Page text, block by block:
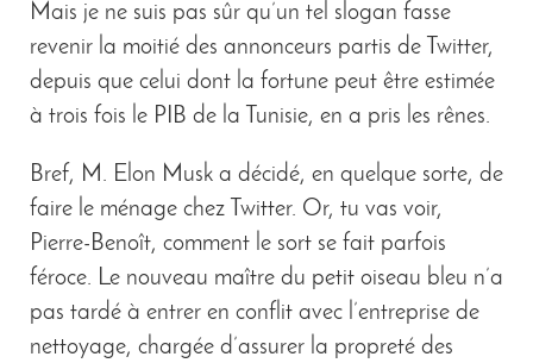
Mais je ne suis pas sûr qu’un tel slogan fasse
revenir la moitié des annonceurs partis de Twitter,
depuis que celui dont la fortune peut être estimée
à trois fois le PIB de la Tunisie, en a pris les rênes.
Bref, M. Elon Musk a décidé, en quelque sorte, de
faire le ménage chez Twitter. Or, tu vas voir,
Pierre-Benoît, comment le sort se fait parfois
féroce. Le nouveau maître du petit oiseau bleu n’a
pas tardé à entrer en conflit avec l’entreprise de
nettoyage, chargée d’assurer la propreté des